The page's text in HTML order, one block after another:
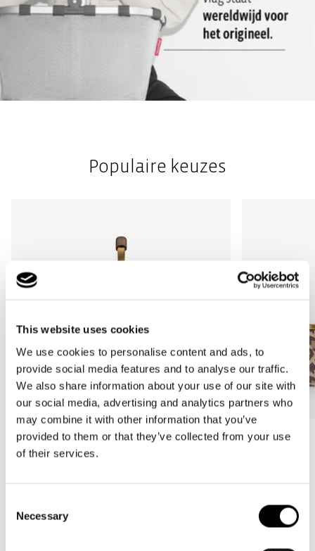
This website uses cookies
We use cookies to personalise content and ads, to
provide social media features and to analyse our traffic.
We also share information about your use of our site with
our social media, advertising and analytics partners who
may combine it with other information that you’ve
provided to them or that they’ve collected from your use
of their services.
Selection
Necessary
Populaire keuzes
Bestseller
carrybag
Bestseller
prijs